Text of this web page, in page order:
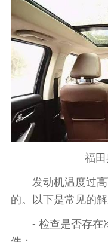
福
发动机温度过高
的。以下是常见的解
- 检查是否存在